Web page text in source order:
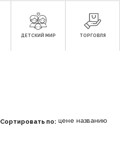
ДЕТСКИЙ МИР ТОРГОВЛЯ
Сортировать по: цене названию